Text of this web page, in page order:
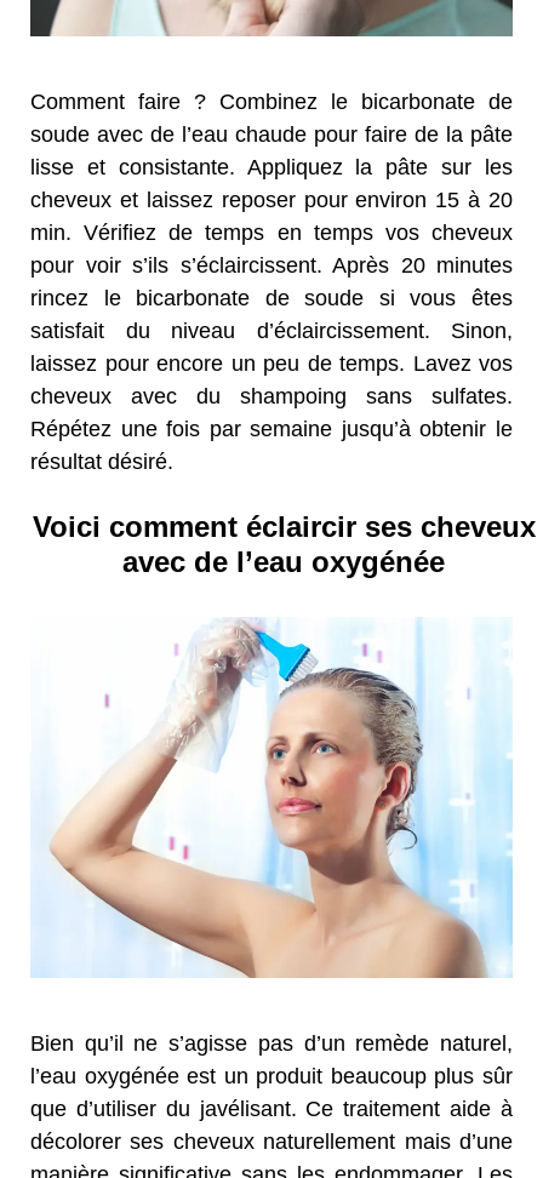
Comment faire ? Combinez le bicarbonate de
soude avec de l’eau chaude pour faire de la pâte
lisse et consistante. Appliquez la pâte sur les
cheveux et laissez reposer pour environ 15 à 20
min. Vérifiez de temps en temps vos cheveux
pour voir s’ils s’éclaircissent. Après 20 minutes
rincez le bicarbonate de soude si vous êtes
satisfait du niveau d’éclaircissement. Sinon,
laissez pour encore un peu de temps. Lavez vos
cheveux avec du shampoing sans sulfates.
Répétez une fois par semaine jusqu’à obtenir le
résultat désiré.
Voici comment éclaircir ses cheveux
avec de l’eau oxygénée
Bien qu’il ne s’agisse pas d’un remède naturel,
l’eau oxygénée est un produit beaucoup plus sûr
que d’utiliser du javélisant. Ce traitement aide à
décolorer ses cheveux naturellement mais d’une